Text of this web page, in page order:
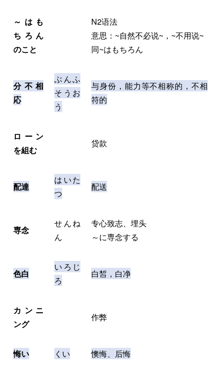
～はも
ちろん
のこと
N2语法
意思：~自然不必说~，~不用说~
同~はもちろん
分不相
応
ぶんふ
そうお
う
与身份，能力等不相称的，不相
符的
ローン
を組む
贷款
配達
はいた
つ
配送
専念
せんね
ん
专心致志、埋头
～に専念する
色白
いろじ
ろ
白皙，白净
カンニ
ング
作弊
悔い くい 懊悔、后悔